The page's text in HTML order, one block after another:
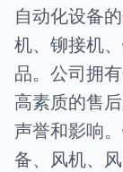
自动化设备
机、铆接机
品。公司拥
高素质的售
声誉和影响
备、风机、